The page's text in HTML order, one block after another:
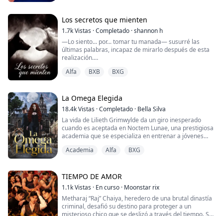
viaja a la tierra enemiga y cae en la trampa de Arlon. Y
Arlon también está atormentado por la ...
Los secretos que mienten
1.7kVistas ·Completado ·shannon h
—Lo siento... por... tomar tu manada— susurré las
últimas palabras, incapaz de mirarlo después de esta
realización.
—No lo sientas— dijo mientras acariciaba suavemente
dijo con un suspiro, luciendo triste.
Ante esto lo miré, confundida. Si él es mi compañero,
entonces seguiría siendo alfa.
Un pe...
Alfa BXB BXG
La Omega Elegida
18.4kVistas ·Completado · Bella Silva
La vida de Lilieth Grimwylde da un giro inesperado
cuando es aceptada en Noctem Lunae, una prestigiosa
academia que se especializa en entrenar a jóvenes
nacida Omega, nunca pensó que tendría una
Sin embargo, contra todo pronóstico, lo logra.
Los nacidos Alfa y B...
Academia Alfa BXG
TIEMPO DE AMOR
1.1kVistas · En curso · Moonstar rix
Metharaj “Raj” Chaiya, heredero de una brutal dinastía
criminal, desafió su destino para proteger a un
misterioso chico que se deslizó a través del tiempo. Su